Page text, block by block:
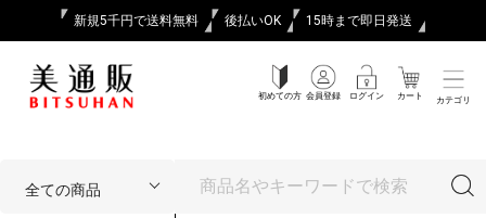
新規5千円で送料無料 後払いOK 15時まで即日発送
初めての方 会員登録 ログイン カート カテゴリ